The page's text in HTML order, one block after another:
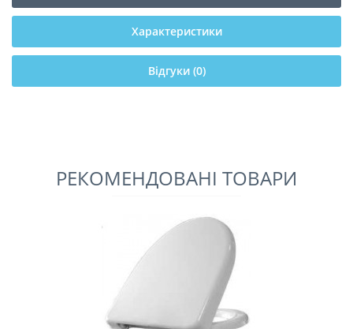
Характеристики
Відгуки (0)
РЕКОМЕНДОВАНІ ТОВАРИ